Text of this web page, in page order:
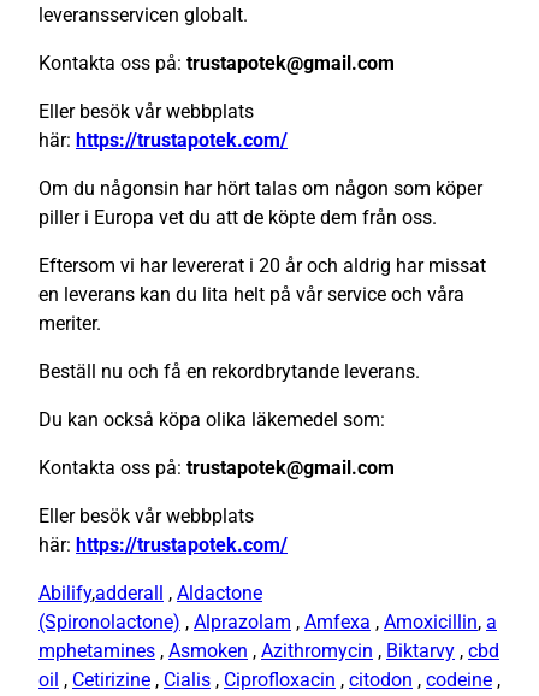
leveransservicen globalt.
Kontakta oss på: trustapotek@gmail.com
Eller besök vår webbplats
här: https://trustapotek.com/
Om du någonsin har hört talas om någon som köper
piller i Europa vet du att de köpte dem från oss.
Eftersom vi har levererat i 20 år och aldrig har missat
en leverans kan du lita helt på vår service och våra
meriter.
Beställ nu och få en rekordbrytande leverans.
Du kan också köpa olika läkemedel som:
Kontakta oss på: trustapotek@gmail.com
Eller besök vår webbplats
här: https://trustapotek.com/
Abilify,adderall , Aldactone
(Spironolactone) , Alprazolam , Amfexa , Amoxicillin, a
mphetamines , Asmoken , Azithromycin , Biktarvy , cbd
oil , Cetirizine , Cialis , Ciprofloxacin , citodon , codeine ,